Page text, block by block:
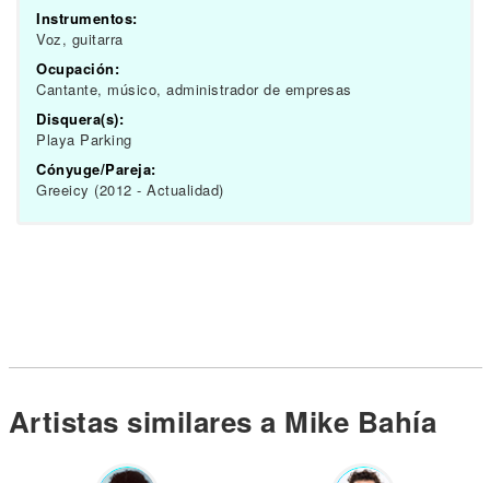
Instrumentos:
Voz, guitarra
Ocupación:
Cantante, músico, administrador de empresas
Disquera(s):
Playa Parking
Cónyuge/Pareja:
Greeicy (2012 - Actualidad)
Artistas similares a Mike Bahía